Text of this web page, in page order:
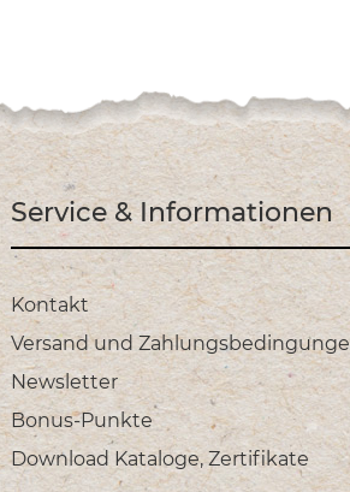
Service & Informationen
Kontakt
Versand und
Newsletter
Bonus-Punkte
Download Kataloge, Zertifikate